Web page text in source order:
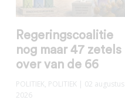
Regeringscoalitie
nog maar 47 zetels
over van de 66
POLITIEK, POLITIEK | 02 augustus
2026